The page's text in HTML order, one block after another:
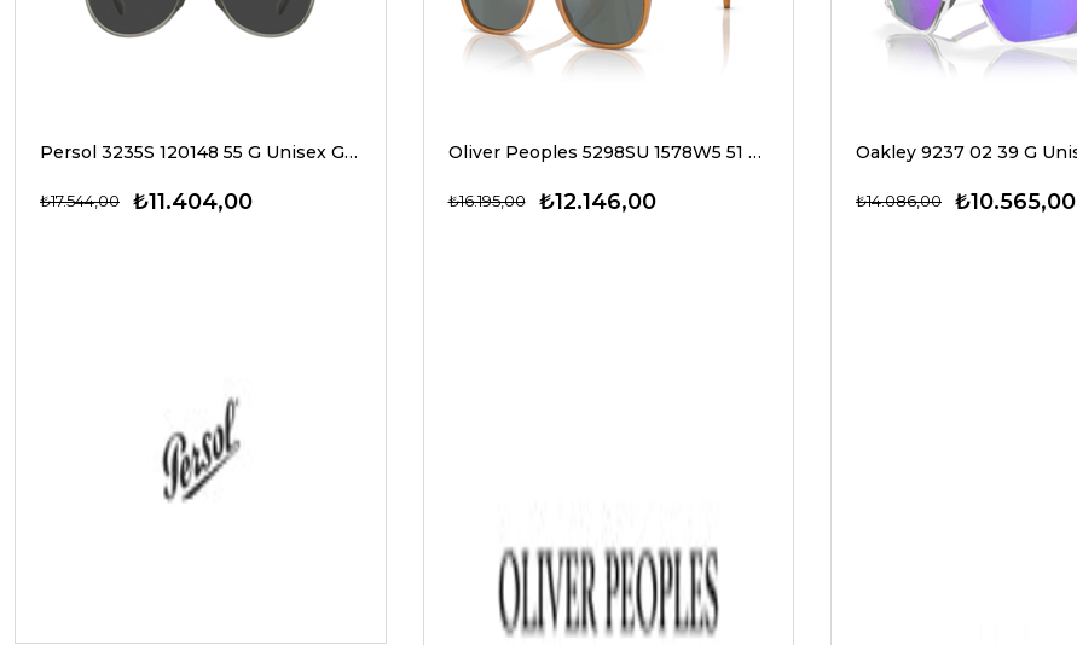
Persol 3235S 120148 55 G Unisex Güneş Gözlükleri
₺11.404,00
₺17.544,00
Oliver Peoples 5298SU 1578W5 51 G Unisex Güneş Gözlükleri
₺12.146,00
₺16.195,00 ₺10.565,00
₺14.086,00